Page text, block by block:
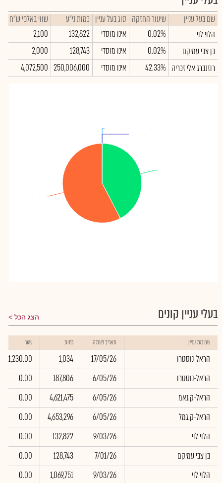
שם בעל עניין שיעור החזקה סוג בעל עניין כמות ני"ע
שווי באלפי ש"ח
הלוי לוי
0.02% אינו מוסדי 132,822
2,100
בן צבי עמיקם
0.02% אינו מוסדי 128,743
2,000
רוזנברג אלי זכריה 42.33% אינו מוסדי 250,006,000
4,072,500
בעלי עניין קונים הצג הכל
שם בעל עניין תאריך פעולה כמות שער
הראל-נוסטרו 17/05/26
1,034
1,230.00
הראל-נוסטרו
6/05/26
187,806
0.00
הראל-ק.נאמ
6/05/26
4,621,475
0.00
הראל-ק.גמל
6/05/26
4,653,296
0.00
הלוי לוי
9/03/26
132,822
0.00
בן צבי עמיקם
7/01/26
128,743
0.00
הלוי לוי
9/03/26
1,069,751
0.00